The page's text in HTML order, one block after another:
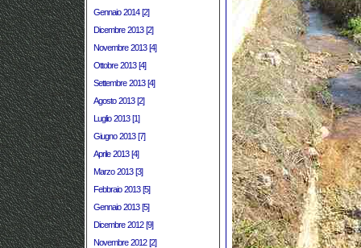
Gennaio 2014 [2]
Dicembre 2013 [2]
Novembre 2013 [4]
Ottobre 2013 [4]
Settembre 2013 [4]
Agosto 2013 [2]
Luglio 2013 [1]
Giugno 2013 [7]
Aprile 2013 [4]
Marzo 2013 [3]
Febbraio 2013 [5]
Gennaio 2013 [5]
Dicembre 2012 [9]
Novembre 2012 [2]